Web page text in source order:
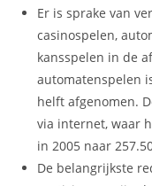
Er is sprake van
casinospelen,
kansspelen in de
automatenspelen
helft afgenomen.
via internet, waar
in 2005 naar
De belangrijkste